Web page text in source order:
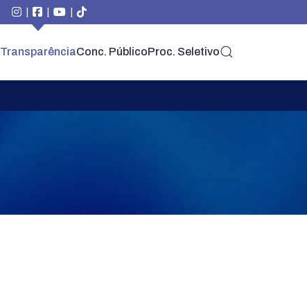
| | |
TransparênciaConc. PúblicoProc. Seletivo